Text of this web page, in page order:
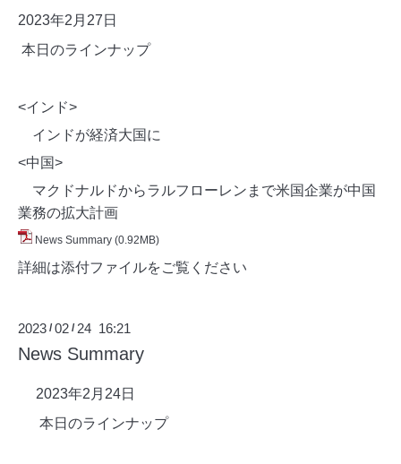
2023年2月27日
本日のラインナップ
<インド>
インドが経済大国に
<中国>
マクドナルドからラルフローレンまで米国企業が中国
業務の拡大計画
News Summary (0.92MB)
詳細は添付ファイルをご覧ください
2023 /02 / 24 16:21
News Summary
2023年2月24日
本日のラインナップ